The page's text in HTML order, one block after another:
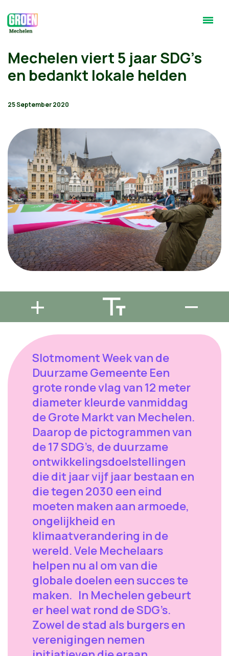
Mechelen viert 5 jaar SDG's
en bedankt lokale helden
25 September 2020
Slotmoment Week van de
Duurzame Gemeente Een
grote ronde vlag van 12 meter
diameter kleurde vanmiddag
de Grote Markt van Mechelen.
Daarop de pictogrammen van
de 17 SDG’s, de duurzame
ontwikkelingsdoelstellingen
die dit jaar vijf jaar bestaan en
die tegen 2030 een eind
moeten maken aan armoede,
ongelijkheid en
klimaatverandering in de
wereld. Vele Mechelaars
helpen nu al om van die
globale doelen een succes te
maken. In Mechelen gebeurt
er heel wat rond de SDG’s.
Zowel de stad als burgers en
verenigingen nemen